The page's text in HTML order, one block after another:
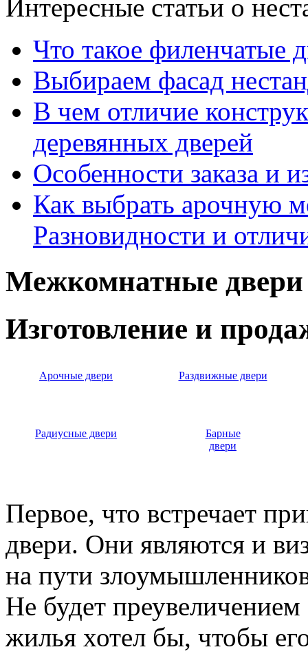
Интересные статьи о
Что такое филенчатые
Выбираем фасад
В чем отличие
деревянных дверей
Особенности заказа и
Как выбрать арочную
Разновидности и
Межкомнатные двери
Изготовление и
Арочные двери Раздвижные двери
Радиусные двери
Барные
двери
Первое, что встречает
двери. Они являются и
на пути
Не будет
жилья хотел бы, чтобы